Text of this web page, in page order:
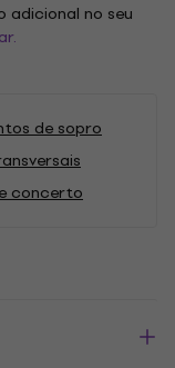
adicional no seu
de sopro
concerto